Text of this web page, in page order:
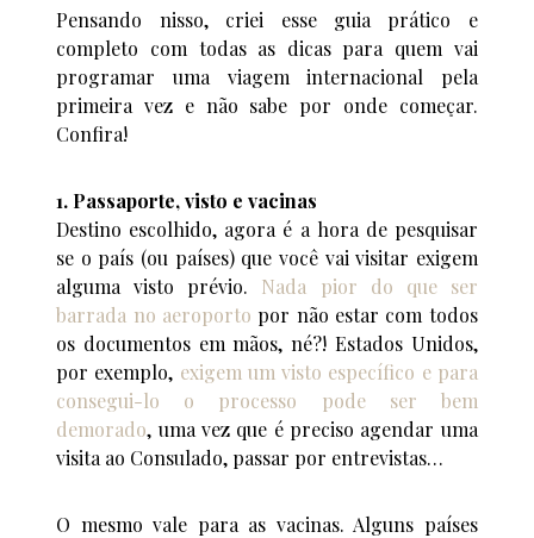
Pensando nisso, criei esse guia prático e
completo com todas as dicas para quem vai
programar uma viagem internacional pela
primeira vez e não sabe por onde começar.
Confira!
1. Passaporte, visto e vacinas
Destino escolhido, agora é a hora de pesquisar
se o país (ou países) que você vai visitar exigem
alguma visto prévio. Nada pior do que ser
barrada no aeroporto por não estar com todos
os documentos em mãos, né?! Estados Unidos,
por exemplo, exigem um visto específico e para
consegui-lo o processo pode ser bem
demorado, uma vez que é preciso agendar uma
visita ao Consulado, passar por entrevistas…
O mesmo vale para as vacinas. Alguns países